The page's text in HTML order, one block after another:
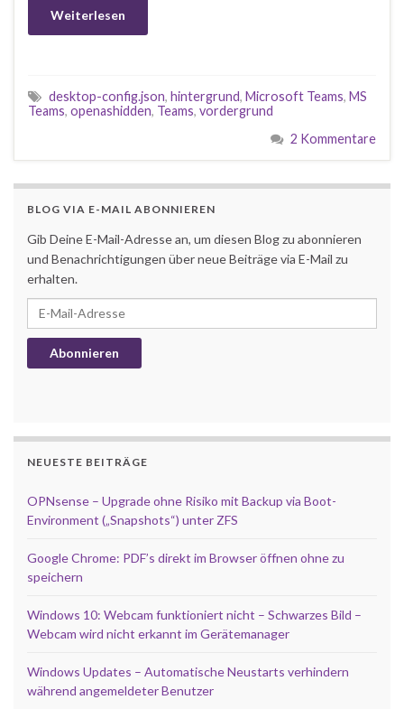
Weiterlesen
desktop-config.json, hintergrund, Microsoft Teams, MS
Teams, openashidden, Teams, vordergrund
2 Kommentare
BLOG VIA E-MAIL ABONNIEREN
Gib Deine E-Mail-Adresse an, um diesen Blog zu abonnieren
und Benachrichtigungen über neue Beiträge via E-Mail zu
erhalten.
E-Mail-Adresse
Abonnieren
NEUESTE BEITRÄGE
OPNsense – Upgrade ohne Risiko mit Backup via Boot-
Environment („Snapshots“) unter ZFS
Google Chrome: PDF’s direkt im Browser öffnen ohne zu
speichern
Windows 10: Webcam funktioniert nicht – Schwarzes Bild –
Webcam wird nicht erkannt im Gerätemanager
Windows Updates – Automatische Neustarts verhindern
während angemeldeter Benutzer